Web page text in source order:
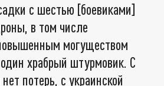
с шестью [боевиками]
в том числе
могуществом
храбрый штурмовик. С
потерь, с украинской